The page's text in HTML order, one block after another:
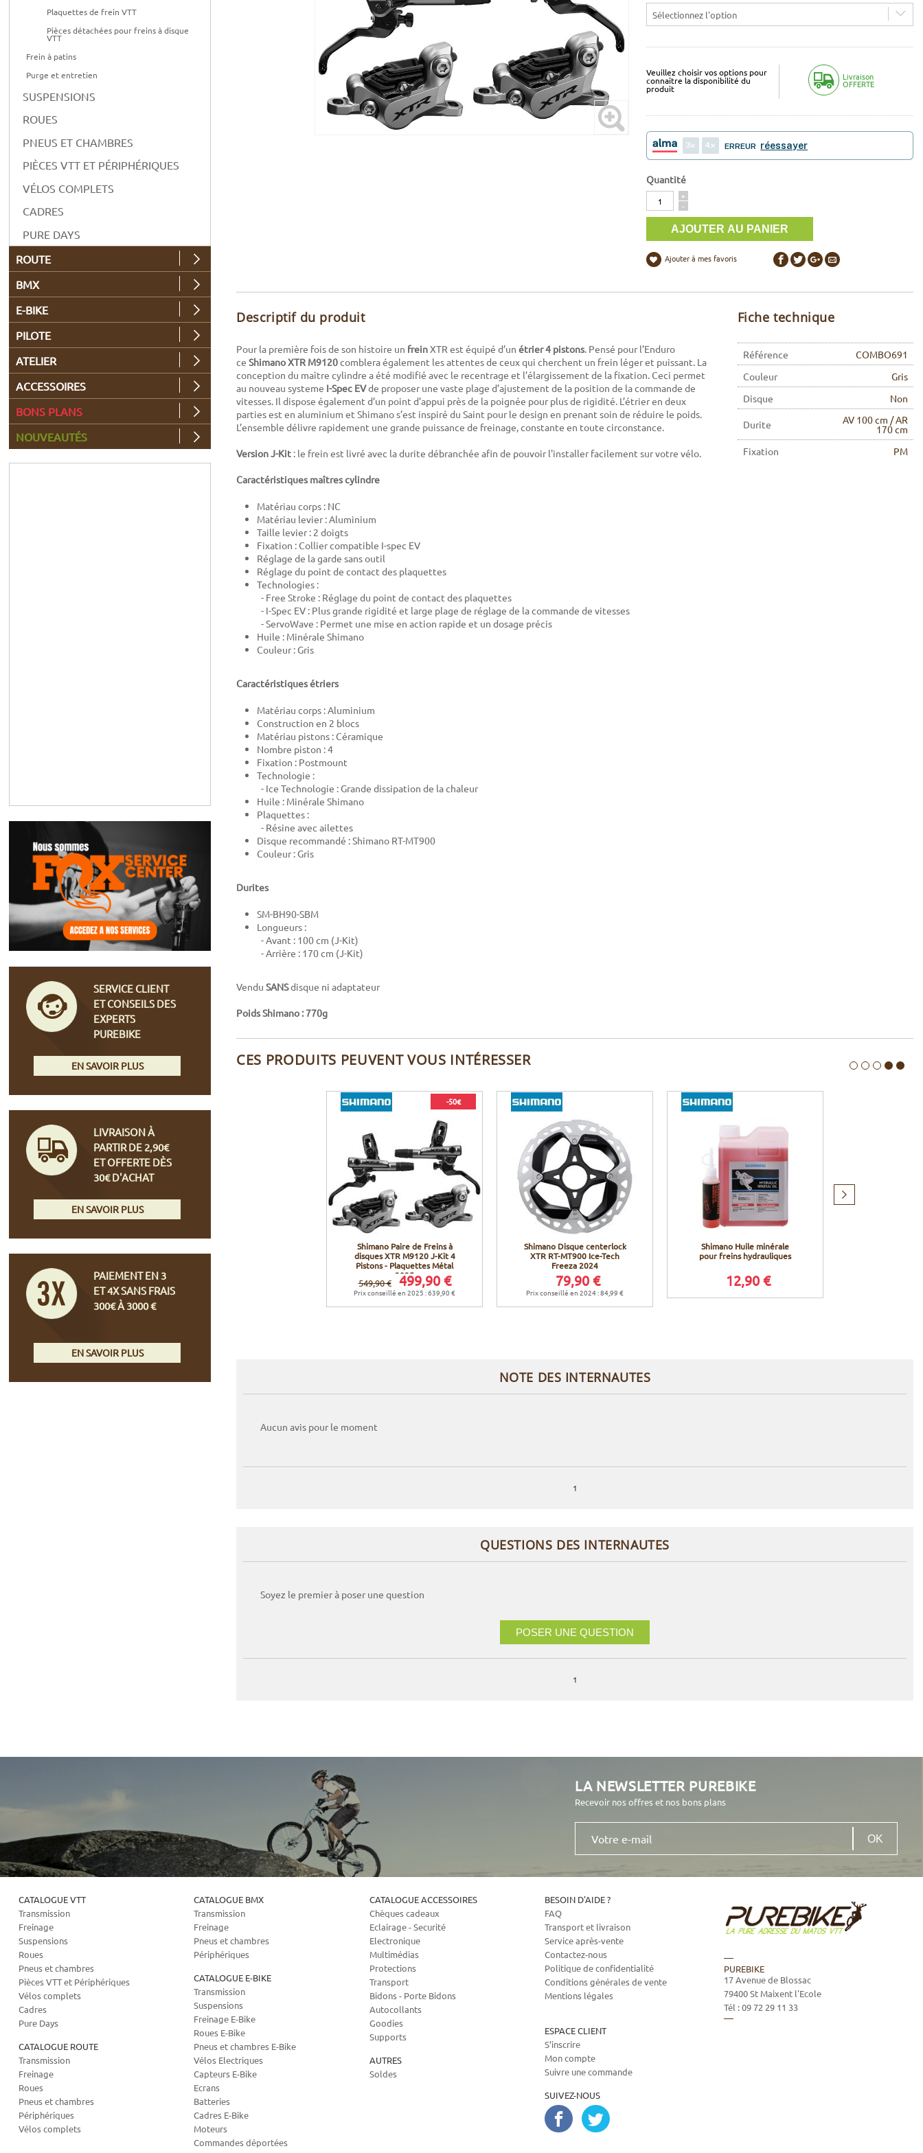
Sélectionnez l'option
Veuillez choisir vos options pour
connaitre la disponibilité du
produit
Livraison
OFFERTE
3 4 ERREUR réessayer
Quantité
Quantité
+
-
Ajouter à mes favoris
Descriptif du produit
Pour la première fois de son histoire un freinXTR est équipé d’un étrier 4 pistons. Pensé pour l’Enduro
ce Shimano XTR M9120comblera également les attentes de ceux qui cherchent un frein léger et puissant. La
conception du maître cylindre a été modifié avec le recentrage et l’élargissement de la fixation. Ceci permet
au nouveau systeme I-Spec EVde proposer une vaste plage d’ajustement de la position de la commande de
vitesses. Il dispose également d’un point d’appui près de la poignée pour plus de rigidité. L’étrier en deux
parties est en aluminium et Shimano s’est inspiré du Saint pour le design en prenant soin de réduire le poids.
L’ensemble délivre rapidement une grande puissance de freinage, constante en toute circonstance.
Version J-Kit : le frein est livré avec la durite débranchée afin de pouvoir l'installer facilement sur votre vélo.
Caractéristiques maîtres cylindre
Matériau corps : NC
Matériau levier : Aluminium
Taille levier : 2 doigts
Fixation : Collier compatible I-spec EV
Réglage de la garde sans outil
Réglage du point de contact des plaquettes
Technologies :
- Free Stroke : Réglage du point de contact des plaquettes
- I-Spec EV : Plus grande rigidité et large plage de réglage de la commande de vitesses
- ServoWave : Permet une mise en action rapide et un dosage précis
Huile : Minérale Shimano
Couleur : Gris
Caractéristiques étriers
Matériau corps : Aluminium
Construction en 2 blocs
Matériau pistons : Céramique
Nombre piston : 4
Fixation : Postmount
Technologie :
- Ice Technologie : Grande dissipation de la chaleur
Huile : Minérale Shimano
Plaquettes :
- Résine avec ailettes
Disque recommandé : Shimano RT-MT900
Couleur : Gris
Durites
SM-BH90-SBM
Longueurs :
- Avant : 100 cm (J-Kit)
- Arrière : 170 cm (J-Kit)
Vendu SANSdisque ni adaptateur
Poids Shimano :770g
Fiche technique
Référence
COMBO691
Couleur
Gris
Disque
Non
Durite AV 100 cm / AR
170 cm
Fixation
PM
CES PRODUITS PEUVENT VOUS INTÉRESSER
-50€
Shimano Paire de Freins à
disques XTR M9120 J-Kit 4
Pistons - Plaquettes Métal
2025
549,90 € 499,90 €
Prix conseillé en 2025 : 639,90 €
Shimano Disque centerlock
XTR RT-MT900 Ice-Tech
Freeza 2024
79,90 €
Prix conseillé en 2024 : 84,99 €
Shimano Huile minérale
pour freins hydrauliques
12,90 €
suivant
NOTE DES INTERNAUTES
Aucun avis pour le moment
1
QUESTIONS DES INTERNAUTES
Soyez le premier à poser une question
POSER UNE QUESTION
1
Plaquettes de frein VTT
Pièces détachées pour freins à disque
VTT
Frein à patins
Purge et entretien
SUSPENSIONS
ROUES
PNEUS ET CHAMBRES
PIÈCES VTT ET PÉRIPHÉRIQUES
VÉLOS COMPLETS
CADRES
PURE DAYS
ROUTE
BMX
E-BIKE
PILOTE
ATELIER
ACCESSOIRES
BONS PLANS
NOUVEAUTÉS
SERVICE CLIENT
ET CONSEILS DES
EXPERTS
PUREBIKE
EN SAVOIR PLUS
LIVRAISON À
PARTIR DE 2,90€
ET OFFERTE DÈS
30€ D'ACHAT
EN SAVOIR PLUS
PAIEMENT EN 3
ET 4X SANS FRAIS
300€ À 3000 €
EN SAVOIR PLUS
LA NEWSLETTER PUREBIKE
Recevoir nos offres et nos bons plans
Votre
mail
CATALOGUE VTT
Transmission
Freinage
Suspensions
Roues
Pneus et chambres
Pièces VTT et Périphériques
Vélos complets
Cadres
Pure Days
CATALOGUE ROUTE
Transmission
Freinage
Roues
Pneus et chambres
Périphériques
Vélos complets
CATALOGUE BMX
Transmission
Freinage
Pneus et chambres
Périphériques
CATALOGUE E-BIKE
Transmission
Suspensions
Freinage E-Bike
Roues E-Bike
Pneus et chambres E-Bike
Vélos Electriques
Capteurs E-Bike
Ecrans
Batteries
Cadres E-Bike
Moteurs
Commandes déportées
CATALOGUE ACCESSOIRES
Chèques cadeaux
Eclairage - Securité
Electronique
Multimédias
Protections
Transport
Bidons - Porte Bidons
Autocollants
Goodies
Supports
AUTRES
Soldes
BESOIN D'AIDE ?
FAQ
Transport et livraison
Service après-vente
Contactez-nous
Politique de confidentialité
Conditions générales de vente
Mentions légales
ESPACE CLIENT
S’inscrire
Mon compte
Suivre une commande
SUIVEZ-NOUS
PUREBIKE
17 Avenue de Blossac
79400St Maixent l'Ecole
Tél :09 72 29 11 33